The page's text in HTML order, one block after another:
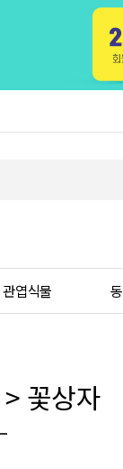
관엽식물
꽃상자